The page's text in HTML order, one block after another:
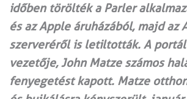
időben törölték a Parler
és az Apple áruházából, majd az
szerveréről is letiltották. A
vezetője, John Matze számos
fenyegetést kapott. Matze